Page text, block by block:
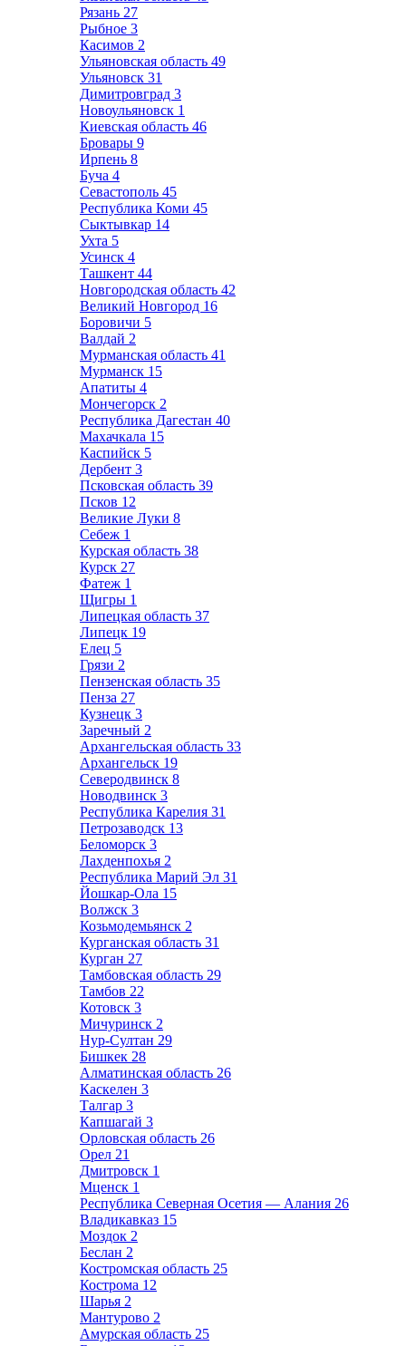
Рязань 27
Рыбное 3
Касимов 2
Ульяновская область 49
Ульяновск 31
Димитровград 3
Новоульяновск 1
Киевская область 46
Бровары 9
Ирпень 8
Буча 4
Севастополь 45
Республика Коми 45
Сыктывкар 14
Ухта 5
Усинск 4
Ташкент 44
Новгородская область 42
Великий Новгород 16
Боровичи 5
Валдай 2
Мурманская область 41
Мурманск 15
Апатиты 4
Мончегорск 2
Республика Дагестан 40
Махачкала 15
Каспийск 5
Дербент 3
Псковская область 39
Псков 12
Великие Луки 8
Себеж 1
Курская область 38
Курск 27
Фатеж 1
Щигры 1
Липецкая область 37
Липецк 19
Елец 5
Грязи 2
Пензенская область 35
Пенза 27
Кузнецк 3
Заречный 2
Архангельская область 33
Архангельск 19
Северодвинск 8
Новодвинск 3
Республика Карелия 31
Петрозаводск 13
Беломорск 3
Лахденпохья 2
Республика Марий Эл 31
Йошкар-Ола 15
Волжск 3
Козьмодемьянск 2
Курганская область 31
Курган 27
Тамбовская область 29
Тамбов 22
Котовск 3
Мичуринск 2
Нур-Султан 29
Бишкек 28
Алматинская область 26
Каскелен 3
Талгар 3
Капшагай 3
Орловская область 26
Орел 21
Дмитровск 1
Мценск 1
Республика Северная Осетия — Алания 26
Владикавказ 15
Моздок 2
Беслан 2
Костромская область 25
Кострома 12
Шарья 2
Мантурово 2
Амурская область 25